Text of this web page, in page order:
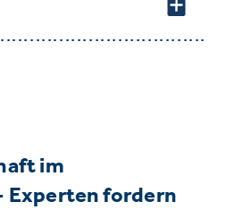
im
fordern